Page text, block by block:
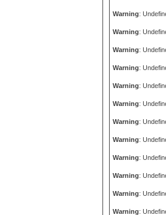
Warning:
Warning:
Warning:
Warning:
Warning:
Warning:
Warning:
Warning:
Warning:
Warning:
Warning:
Warning: